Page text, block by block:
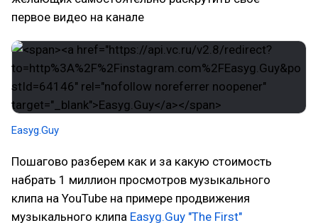
первое видео на канале
Easyg.Guy
Пошагово разберем как и за какую стоимость
набрать 1 миллион просмотров музыкального
клипа на YouTube на примере продвижения
музыкального клипа Easyg.Guy "The First"